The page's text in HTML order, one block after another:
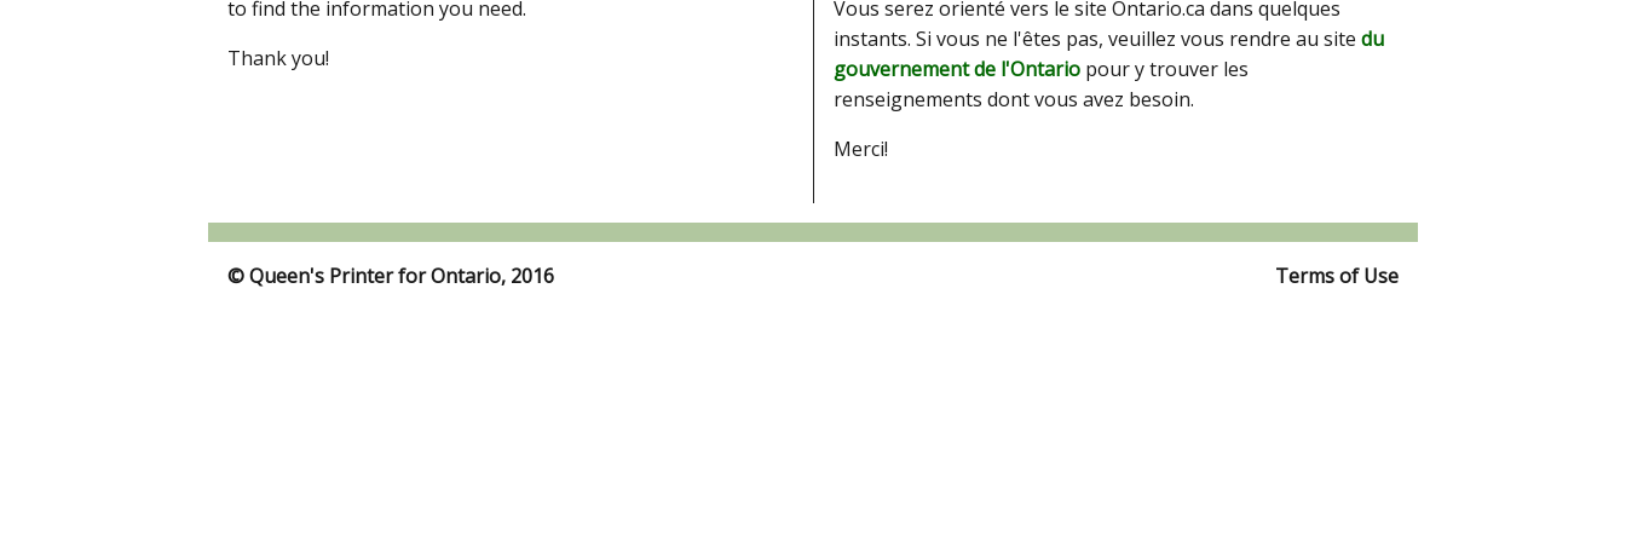
to find the information you need.
Thank you!
Vous serez orienté vers le site Ontario.ca dans quelques
instants. Si vous ne l'êtes pas, veuillez vous rendre au site du
gouvernement de l'Ontario pour y trouver les
renseignements dont vous avez besoin.
Merci!
© Queen's Printer for Ontario, 2016 Terms of Use